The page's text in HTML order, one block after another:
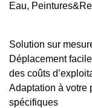
Eau,
Solution sur
Déplacement
des coûts
Adaptation à votre
spécifiques